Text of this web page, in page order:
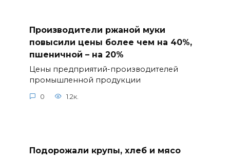
Производители ржаной муки
повысили цены более чем на 40%,
пшеничной – на 20%
Цены предприятий-производителей
промышленной продукции
0 1.2к.
Подорожали крупы, хлеб и мясо